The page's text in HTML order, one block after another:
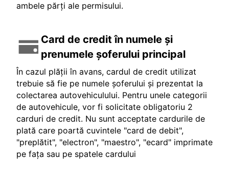
ambele părți ale permisului.
Card de credit în numele și
prenumele șoferului principal
În cazul plății în avans, cardul de credit utilizat
trebuie să fie pe numele șoferului și prezentat la
colectarea autovehiculului. Pentru unele categorii
de autovehicule, vor fi solicitate obligatoriu 2
carduri de credit. Nu sunt acceptate cardurile de
plată care poartă cuvintele "card de debit",
"preplătit", "electron", "maestro", "ecard" imprimate
pe fața sau pe spatele cardului